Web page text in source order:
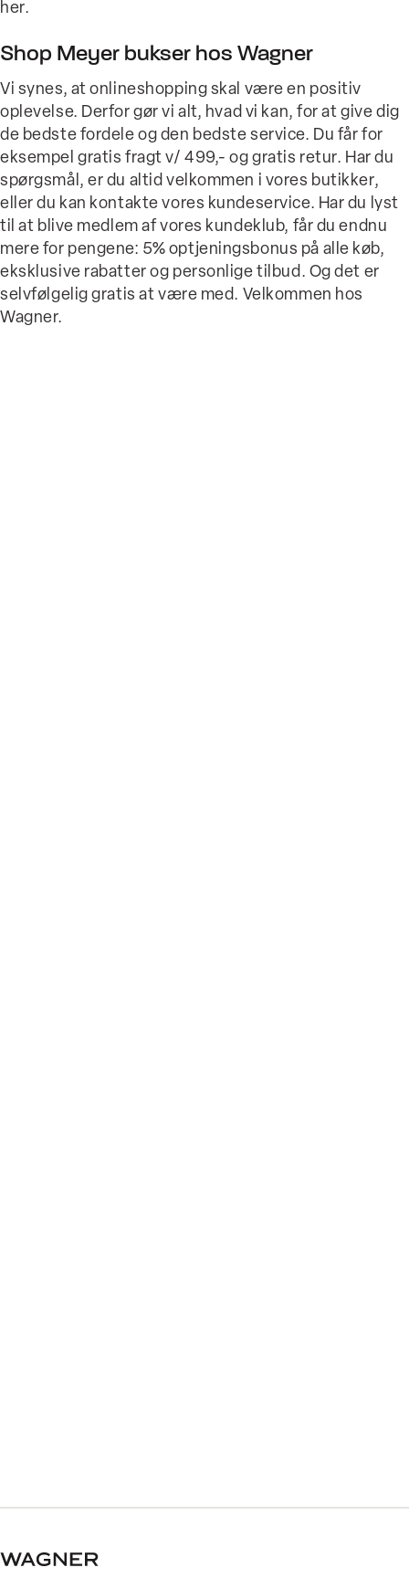
her.
Shop Meyer bukser hos Wagner
Vi synes, at onlineshopping skal være en positiv
oplevelse. Derfor gør vi alt, hvad vi kan, for at give dig
de bedste fordele og den bedste service. Du får for
eksempel gratis fragt v/ 499,- og gratis retur. Har du
spørgsmål, er du altid velkommen i vores butikker,
eller du kan kontakte vores kundeservice. Har du lyst
til at blive medlem af vores kundeklub, får du endnu
mere for pengene: 5% optjeningsbonus på alle køb,
eksklusive rabatter og personlige tilbud. Og det er
selvfølgelig gratis at være med. Velkommen hos
Wagner.